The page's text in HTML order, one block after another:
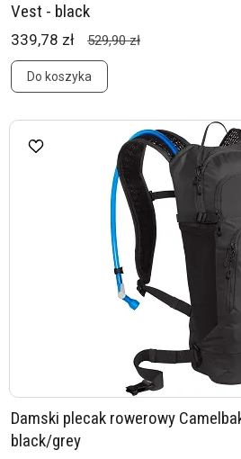
Vest - black
339,78 zł 529,90 zł
Do koszyka
Damski plecak rowerowy
black/grey